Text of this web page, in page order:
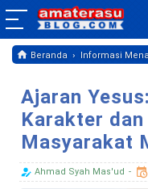
Beranda › Informasi
Ajaran
Karakter
Masyarakat
Ahmad Syah Mas'ud